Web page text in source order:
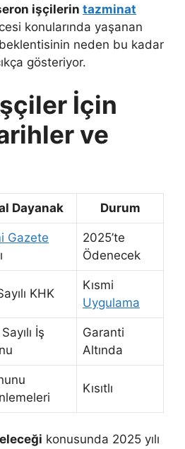
işçilerin tazminat
konularında yaşanan
neden bu kadar
gösteriyor.
İçin
ve
Dayanak Durum
Gazete
2025’te
Ödenecek
KHK
Kısmi
Uygulama
İş
Garanti
Altında
Kısıtlı
konusunda 2025 yılı